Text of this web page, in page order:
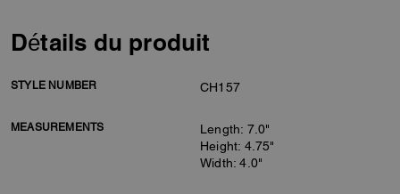
Détails du produit
STYLE NUMBER CH157
MEASUREMENTS
Length: 7.0"
Height: 4.75"
Width: 4.0"